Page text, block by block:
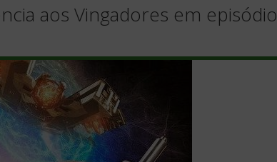
aos Vingadores em episódio